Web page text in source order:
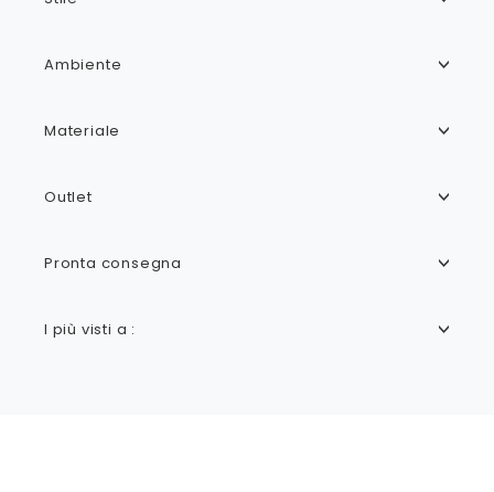
Ambiente
Materiale
Outlet
Pronta consegna
I più visti a :